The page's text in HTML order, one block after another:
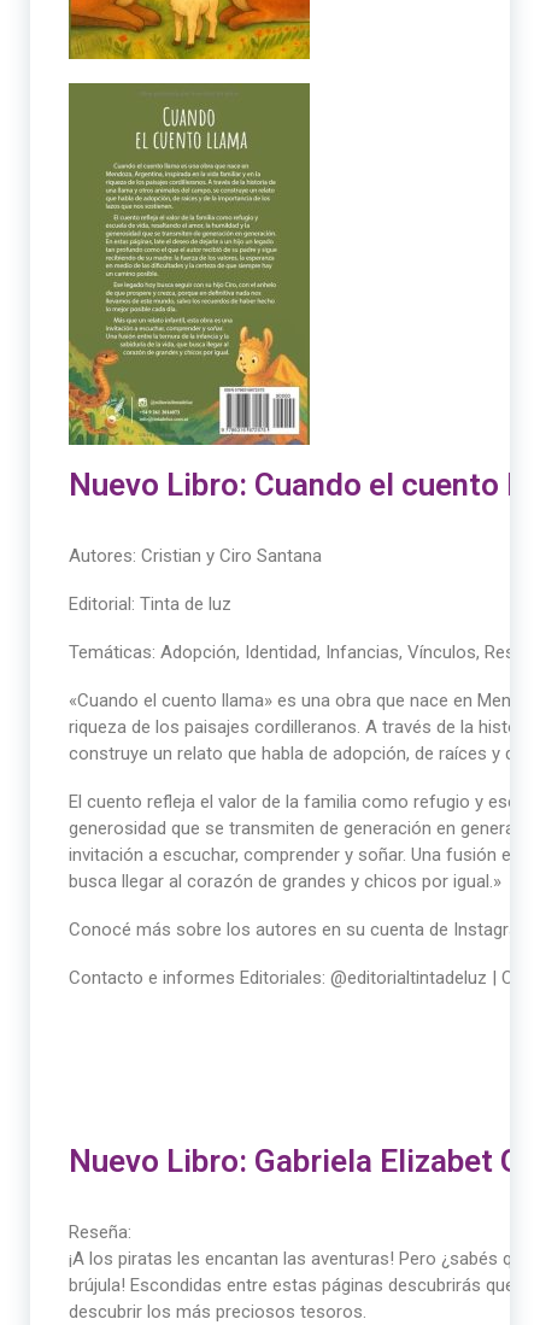
Nuevo Libro: Cuando el cuento
Autores: Cristian y Ciro Santana
Editorial: Tinta de luz
Temáticas: Adopción, Identidad, Infancias, Vínculos,
«Cuando el cuento llama» es una obra que nace en
riqueza de los paisajes cordilleranos. A través de la
construye un relato que habla de adopción, de raíces y de
El cuento refleja el valor de la familia como refugio y
generosidad que se transmiten de generación en
invitación a escuchar, comprender y soñar. Una fusión
busca llegar al corazón de grandes y chicos por igual.»
Conocé más sobre los autores en su cuenta de
Contacto e informes Editoriales: @editorialtintadeluz |
Nuevo Libro: Gabriela Elizabet
Reseña:
¡A los piratas les encantan las aventuras! Pero ¿sabés
brújula! Escondidas entre estas páginas descubrirás que
descubrir los más preciosos tesoros.